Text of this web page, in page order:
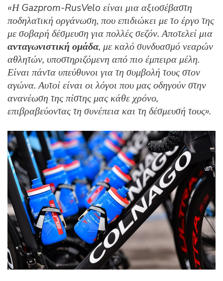
«Η Gazprom-RusVelo είναι μια αξιοσέβαστη
ποδηλατική οργάνωση, που επιδιώκει με το έργο της
με σοβαρή δέσμευση για πολλές σεζόν. Αποτελεί μια
ανταγωνιστική ομάδα, με καλό συνδυασμό νεαρών
αθλητών, υποστηριζόμενη από πιο έμπειρα μέλη.
Είναι πάντα υπεύθυνοι για τη συμβολή τους στον
αγώνα. Αυτοί είναι οι λόγοι που μας οδηγούν στην
ανανέωση της πίστης μας κάθε χρόνο,
επιβραβεύοντας τη συνέπεια και τη δέσμευσή τους».